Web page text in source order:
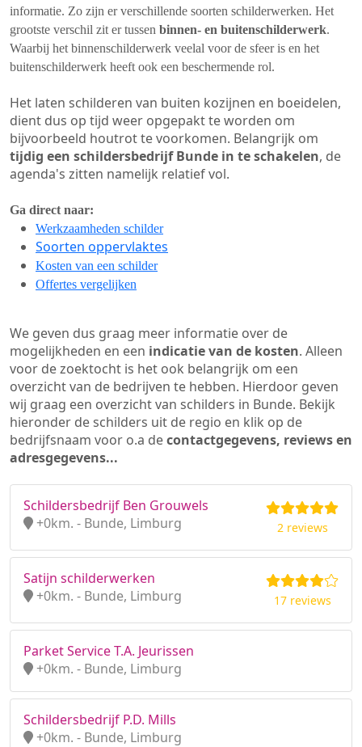
informatie. Zo zijn er verschillende soorten schilderwerken. Het
grootste verschil zit er tussen binnen- en buitenschilderwerk.
Waarbij het binnenschilderwerk veelal voor de sfeer is en het
buitenschilderwerk heeft ook een beschermende rol.
Het laten schilderen van buiten kozijnen en boeidelen,
dient dus op tijd weer opgepakt te worden om
bijvoorbeeld houtrot te voorkomen. Belangrijk om
tijdig een schildersbedrijf Bunde in te schakelen, de
agenda's zitten namelijk relatief vol.
Ga direct naar:
Werkzaamheden schilder
Soorten oppervlaktes
Kosten van een schilder
Offertes vergelijken
We geven dus graag meer informatie over de
mogelijkheden en een indicatie van de kosten. Alleen
voor de zoektocht is het ook belangrijk om een
overzicht van de bedrijven te hebben. Hierdoor geven
wij graag een overzicht van schilders in Bunde. Bekijk
hieronder de schilders uit de regio en klik op de
bedrijfsnaam voor o.a decontactgegevens, reviews en
adresgegevens...
Schildersbedrijf Ben Grouwels
+0km. - Bunde, Limburg
2 reviews
Satijn schilderwerken
+0km. - Bunde, Limburg
17 reviews
Parket Service T.A. Jeurissen
+0km. - Bunde, Limburg
Schildersbedrijf P.D. Mills
+0km. - Bunde, Limburg